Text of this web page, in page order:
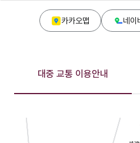
카카오맵 네이
대중 교통 이용안내